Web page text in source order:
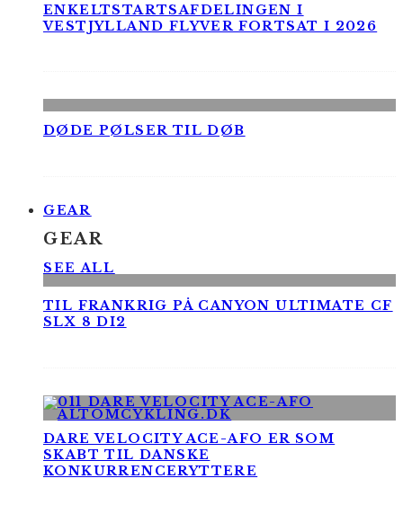
ENKELTSTARTSAFDELINGEN I
VESTJYLLAND FLYVER FORTSAT I 2026
DØDE PØLSER TIL DØB
GEAR
GEAR
SEE ALL
TIL FRANKRIG PÅ CANYON ULTIMATE CF
SLX 8 DI2
DARE VELOCITY ACE-AFO ER SOM
SKABT TIL DANSKE
KONKURRENCERYTTERE